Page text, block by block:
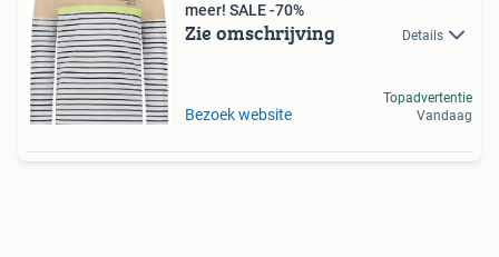
meer! SALE -70%
Zie omschrijving Details
Bezoek website
Topadvertentie
Vandaag